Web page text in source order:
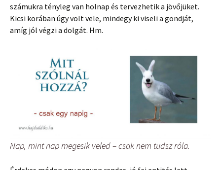
számukra tényleg van holnap és tervezhetik a jövőjüket.
Kicsi korában úgy volt vele, mindegy ki viseli a gondját,
amíg jól végzi a dolgát. Hm.
Nap, mint nap megesik veled – csak nem tudsz róla.